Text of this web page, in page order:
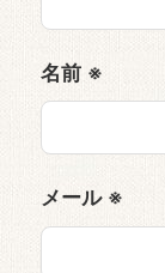
名前 ※
メール ※